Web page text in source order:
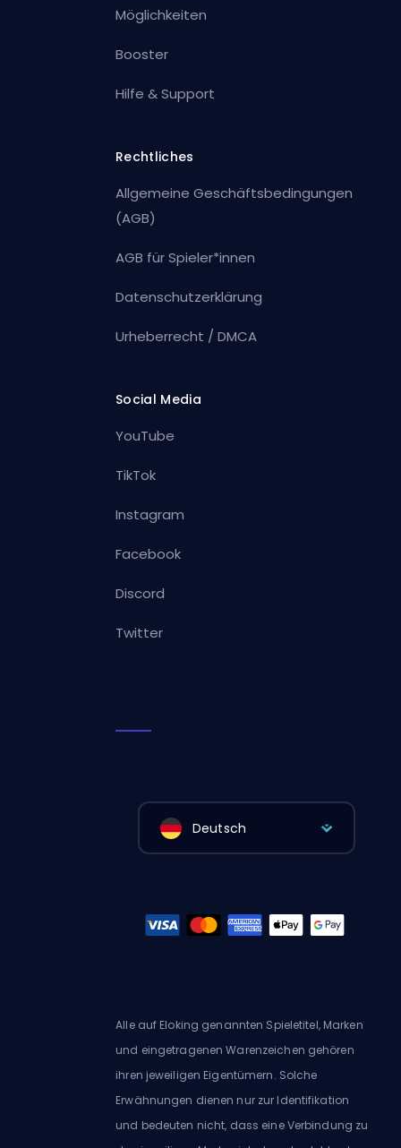
Möglichkeiten
Booster
Hilfe & Support
Rechtliches
Allgemeine Geschäftsbedingungen
(AGB)
AGB für Spieler*innen
Datenschutzerklärung
Urheberrecht / DMCA
Social Media
YouTube
TikTok
Instagram
Facebook
Discord
Twitter
Deutsch
Alle auf Eloking genannten Spieletitel, Marken
und eingetragenen Warenzeichen gehören
ihren jeweiligen Eigentümern. Solche
Erwähnungen dienen nur zur Identifikation
und bedeuten nicht, dass eine Verbindung zu